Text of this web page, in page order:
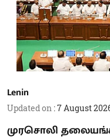
Lenin
Updated on :7 August
முரசொலி தலையங்கம்